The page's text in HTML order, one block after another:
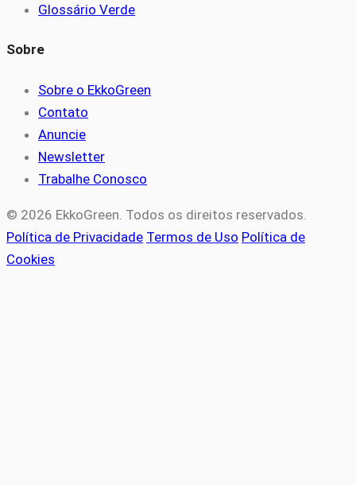
Glossário Verde
Sobre
Sobre o EkkoGreen
Contato
Anuncie
Newsletter
Trabalhe Conosco
© 2026 EkkoGreen. Todos os direitos reservados.
Política de Privacidade Termos de Uso Política de
Cookies